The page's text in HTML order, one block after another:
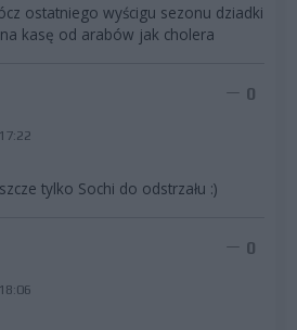
ostatniego wyścigu sezonu dziadki
kasę od arabów jak cholera
0
tylko Sochi do odstrzału :)
0